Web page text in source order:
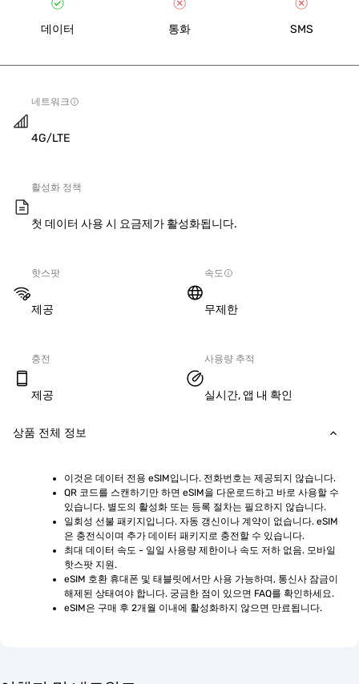
데이터 통화 SMS
네트워크
4G/LTE
활성화 정책
첫 데이터 사용 시 요금제가 활성화됩니다.
핫스팟
제공
속도
무제한
충전
제공
사용량 추적
실시간, 앱 내 확인
상품 전체 정보
이것은 데이터 전용 eSIM입니다. 전화번호는 제공되지 않습니다.
QR 코드를 스캔하기만 하면 eSIM을 다운로드하고 바로 사용할 수
있습니다. 별도의 활성화 또는 등록 절차는 필요하지 않습니다.
일회성 선불 패키지입니다. 자동 갱신이나 계약이 없습니다. eSIM
은 충전식이며 추가 데이터 패키지로 충전할 수 있습니다.
최대 데이터 속도 - 일일 사용량 제한이나 속도 저하 없음. 모바일
핫스팟 지원.
eSIM 호환 휴대폰 및 태블릿에서만 사용 가능하며, 통신사 잠금이
해제된 상태여야 합니다. 궁금한 점이 있으면 FAQ를 확인하세요.
eSIM은 구매 후 2개월 이내에 활성화하지 않으면 만료됩니다.